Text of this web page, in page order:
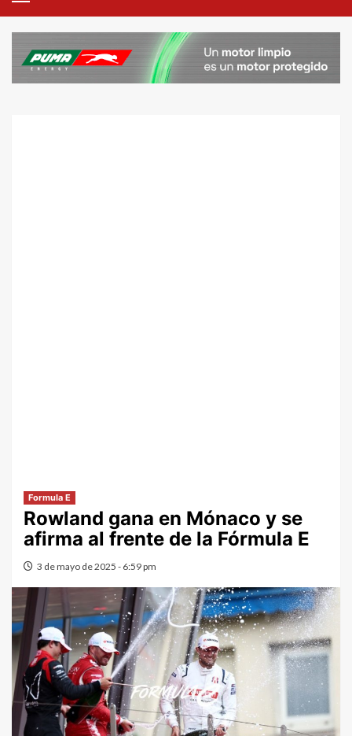
Formula E
Rowland gana en Mónaco y se
afirma al frente de la Fórmula E
3 de mayo de 2025 - 6:59 pm